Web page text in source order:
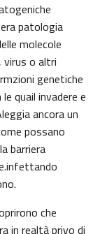
patologia
molecole
virus o altri
genetiche
quail invadere e
ancora un
possano
barriera
che
in realtà privo di